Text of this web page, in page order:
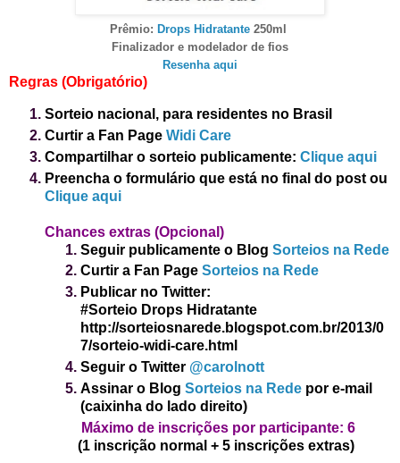
Prêmio: Drops Hidratante 250ml
Finalizador e modelador de fios
Resenha aqui
Regras (Obrigatório)
Sorteio nacional, para residentes no Brasil
Curtir a Fan Page Widi Care
Compartilhar o sorteio publicamente: Clique aqui
Preencha o formulário que está no final do post ou
Clique aqui
Chances extras (Opcional)
Seguir publicamente o Blog Sorteios na Rede
Curtir a Fan Page Sorteios na Rede
Publicar no Twitter:
#Sorteio Drops Hidratante
http://sorteiosnarede.blogspot.com.br/2013/0
7/sorteio-widi-care.html
Seguir o Twitter @carolnott
Assinar o Blog Sorteios na Rede por e-mail
(caixinha do lado direito)
Máximo de inscrições por participante: 6
(1 inscrição normal + 5 inscrições extras)